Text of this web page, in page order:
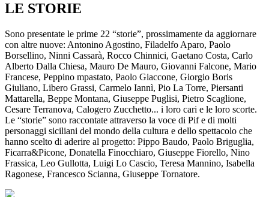
LE STORIE
Sono presentate le prime 22 “storie”, prossimamente da aggiornare
con altre nuove: Antonino Agostino, Filadelfo Aparo, Paolo
Borsellino, Ninni Cassarà, Rocco Chinnici, Gaetano Costa, Carlo
Alberto Dalla Chiesa, Mauro De Mauro, Giovanni Falcone, Mario
Francese, Peppino mpastato, Paolo Giaccone, Giorgio Boris
Giuliano, Libero Grassi, Carmelo Iannì, Pio La Torre, Piersanti
Mattarella, Beppe Montana, Giuseppe Puglisi, Pietro Scaglione,
Cesare Terranova, Calogero Zucchetto... i loro cari e le loro scorte.
Le “storie” sono raccontate attraverso la voce di Pif e di molti
personaggi siciliani del mondo della cultura e dello spettacolo che
hanno scelto di aderire al progetto: Pippo Baudo, Paolo Briguglia,
Ficarra&Picone, Donatella Finocchiaro, Giuseppe Fiorello, Nino
Frassica, Leo Gullotta, Luigi Lo Cascio, Teresa Mannino, Isabella
Ragonese, Francesco Scianna, Giuseppe Tornatore.